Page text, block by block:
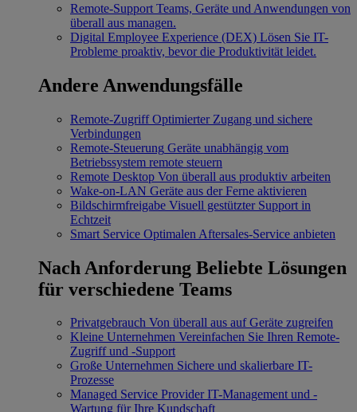
Remote-Support Teams, Geräte und Anwendungen von
überall aus managen.
Digital Employee Experience (DEX) Lösen Sie IT-
Probleme proaktiv, bevor die Produktivität leidet.
Andere Anwendungsfälle
Remote-Zugriff Optimierter Zugang und sichere
Verbindungen
Remote-Steuerung Geräte unabhängig vom
Betriebssystem remote steuern
Remote Desktop Von überall aus produktiv arbeiten
Wake-on-LAN Geräte aus der Ferne aktivieren
Bildschirmfreigabe Visuell gestützter Support in
Echtzeit
Smart Service Optimalen Aftersales-Service anbieten
Nach Anforderung Beliebte Lösungen
für verschiedene Teams
Privatgebrauch Von überall aus auf Geräte zugreifen
Kleine Unternehmen Vereinfachen Sie Ihren Remote-
Zugriff und -Support
Große Unternehmen Sichere und skalierbare IT-
Prozesse
Managed Service Provider IT-Management und -
Wartung für Ihre Kundschaft